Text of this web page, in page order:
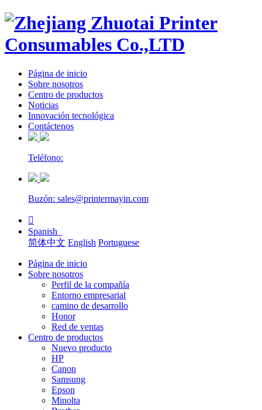
Página de inicio
Sobre nosotros
Centro de productos
Noticias
Innovación tecnológica
Contáctenos
Teléfono:
Buzón: sales@printermayin.com

Spanish
简体中文 English Portuguese
Página de inicio
Sobre nosotros
Perfil de la compañía
Entorno empresarial
camino de desarrollo
Honor
Red de ventas
Centro de productos
Nuevo producto
HP
Canon
Samsung
Epson
Minolta